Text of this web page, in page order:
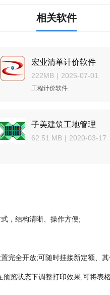
相关软件
宏业清单计价软件
222MB | 2025-07-01
工程计价软件
62.51 MB | 2020-03-17
，结构清晰、操作方便;
全开放;可随时挂接新定额、其
览状态下调整打印效果;可将表